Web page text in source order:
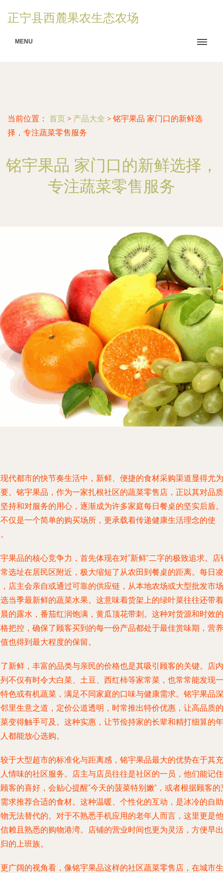
正宁县西麓果农生态农场
MENU
当前位置： 首页 > 产品大全 > 铭宇果品 家门口的新鲜选
择，专注蔬菜零售服务
铭宇果品 家门口的新鲜选择，
专注蔬菜零售服务
代都市的快节奏生活中，新鲜、便捷的食材采购渠道显得尤为
。铭宇果品，作为一家扎根社区的蔬菜零售店，正以其对品质
持和对服务的用心，逐渐成为许多家庭每日餐桌的坚实后盾。
仅是一个简单的购买场所，更承载着传递健康生活理念的使
果品的核心竞争力，首先体现在对“新鲜”二字的极致追求。店
选址在居民区附近，极大缩短了从农田到餐桌的距离。每日凌
店主会亲自或通过可靠的供应链，从本地农场或大型批发市场
当季最新鲜的蔬菜水果。这意味着货架上的绿叶菜往往还带着
的露水，番茄红润饱满，黄瓜顶花带刺。这种对货源和时效的
把控，确保了顾客买到的每一份产品都处于最佳赏味期，营养
也得到最大程度的保留。
新鲜，丰富的品类与亲民的价格也是其吸引顾客的关键。店内
不仅有时令大白菜、土豆、西红柿等家常菜，也常常能发现一
色或有机蔬菜，满足不同家庭的口味与健康需求。铭宇果品深
里生意之道，定价公道透明，时常推出特价优惠，让高品质的
变得触手可及。这种实惠，让节俭持家的长辈和精打细算的年
都能放心选购。
于大型超市的标准化与距离感，铭宇果品最大的优势在于其充
情味的社区服务。店主与店员往往是社区的一员，他们能记住
客的喜好，会贴心提醒“今天的菠菜特别嫩”，或者根据顾客的
求推荐合适的食材。这种温暖、个性化的互动，是冰冷的自助
无法替代的。对于不熟悉手机应用的老年人而言，这里更是他
赖且熟悉的购物港湾。店铺的营业时间也更为灵活，方便早出
的上班族。
广阔的视角看，像铭宇果品这样的社区蔬菜零售店，在城市生